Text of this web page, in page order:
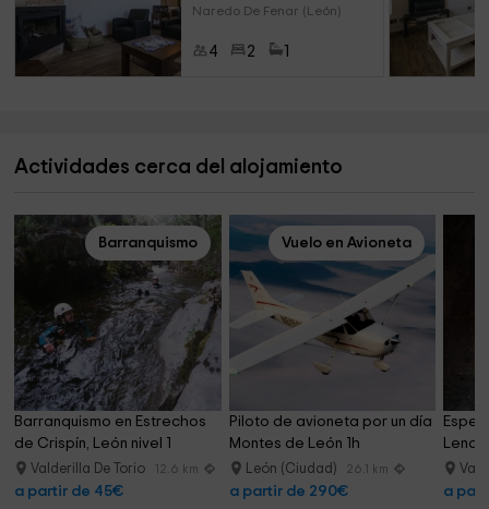
Naredo De Fenar (León)
4 2
Actividades cerca del alojamiento
Barranquismo
Barranquismo en Estrechos
de Crispín, León nivel 1
Valderilla De Torio 12.6 km
a partir de 45€
Vuelo en Avioneta
Piloto de avioneta por un día
Montes de León 1h
León (Ciudad) 26.1 km
a partir de 290€ a